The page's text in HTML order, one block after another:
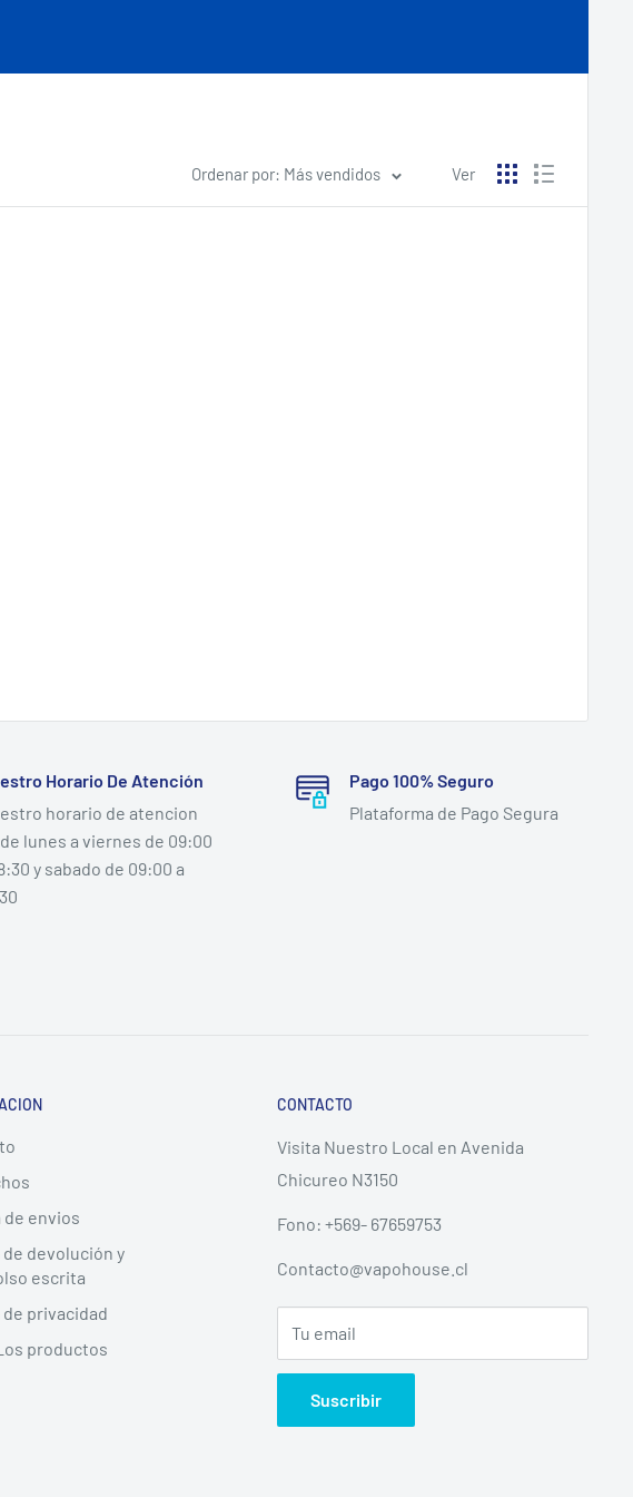
Ordenar por: Más vendidos Ver
Horario De Atención
horario de atencion
lunes a viernes de 09:00
y sabado de 09:00 a
Pago 100% Seguro
Plataforma de Pago Segura
de envios
de devolución y
escrita
privacidad
productos
CONTACTO
Visita Nuestro Local en Avenida
Chicureo N3150
Fono: +569- 67659753
Contacto@vapohouse.cl
Tu email
Suscribir
a su lista de